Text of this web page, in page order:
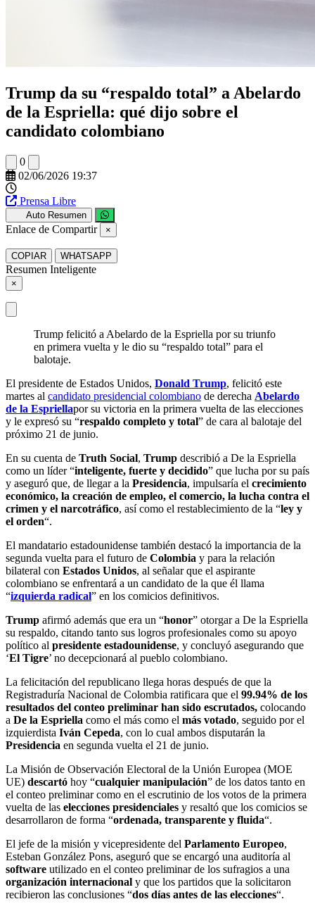
Trump da su “respaldo total” a Abelardo
de la Espriella: qué dijo sobre el
candidato colombiano
0
02/06/2026 19:37
Prensa Libre
Auto Resumen
Enlace de Compartir ×
COPIAR WHATSAPP
Resumen Inteligente
×
Trump felicitó a Abelardo de la Espriella por su triunfo
en primera vuelta y le dio su “respaldo total” para el
balotaje.
El presidente de Estados Unidos, Donald Trump, felicitó este
martes al candidato presidencial colombiano de derecha Abelardo
de la Espriellapor su victoria en la primera vuelta de las elecciones
y le expresó su “respaldo completo y total” de cara al balotaje del
próximo 21 de junio.
En su cuenta de Truth Social, Trump describió a De la Espriella
como un líder “inteligente, fuerte y decidido” que lucha por su país
y aseguró que, de llegar a la Presidencia, impulsaría el crecimiento
económico, la creación de empleo, el comercio, la lucha contra el
crimen y el narcotráfico, así como el restablecimiento de la “ley y
el orden“.
El mandatario estadounidense también destacó la importancia de la
segunda vuelta para el futuro de Colombia y para la relación
bilateral con Estados Unidos, al señalar que el aspirante
colombiano se enfrentará a un candidato de la que él llama
“izquierda radical” en los comicios definitivos.
Trump afirmó además que era un “honor” otorgar a De la Espriella
su respaldo, citando tanto sus logros profesionales como su apoyo
político al presidente estadounidense, y concluyó asegurando que
‘El Tigre’ no decepcionará al pueblo colombiano.
La felicitación del republicano llega horas después de que la
Registraduría Nacional de Colombia ratificara que el 99.94% de los
resultados del conteo preliminar han sido escrutados, colocando
a De la Espriella como el más como el más votado, seguido por el
izquierdista Iván Cepeda, con lo cual ambos disputarán la
Presidencia en segunda vuelta el 21 de junio.
La Misión de Observación Electoral de la Unión Europea (MOE
UE) descartó hoy “cualquier manipulación” de los datos tanto en
el conteo preliminar como en el escrutinio de los votos de la primera
vuelta de las elecciones presidenciales y resaltó que los comicios se
desarrollaron de forma “ordenada, transparente y fluida“.
El jefe de la misión y vicepresidente del Parlamento Europeo,
Esteban González Pons, aseguró que se encargó una auditoría al
software utilizado en el conteo preliminar de los sufragios a una
organización internacional y que los partidos que la solicitaron
recibieron las conclusiones “dos días antes de las elecciones“.